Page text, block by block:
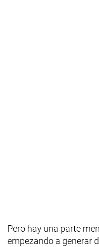
Pero hay una parte
empezando a generar